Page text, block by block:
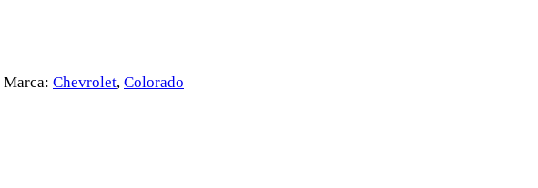
Marca: Chevrolet, Colorado